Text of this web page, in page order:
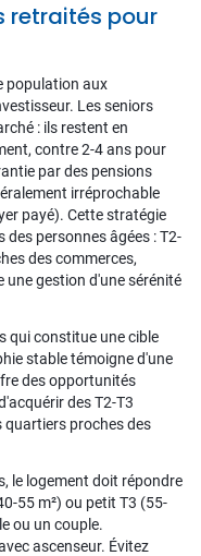
retraités pour
population aux
Les seniors
: ils restent en
contre 2-4 ans pour
par des pensions
irréprochable
payé). Cette stratégie
personnes âgées : T2-
des commerces,
gestion d'une sérénité
qui constitue une cible
stable témoigne d'une
des opportunités
des T2-T3
quartiers proches des
le logement doit répondre
55 m²) ou petit T3 (55-
ou un couple.
ascenseur. Évitez